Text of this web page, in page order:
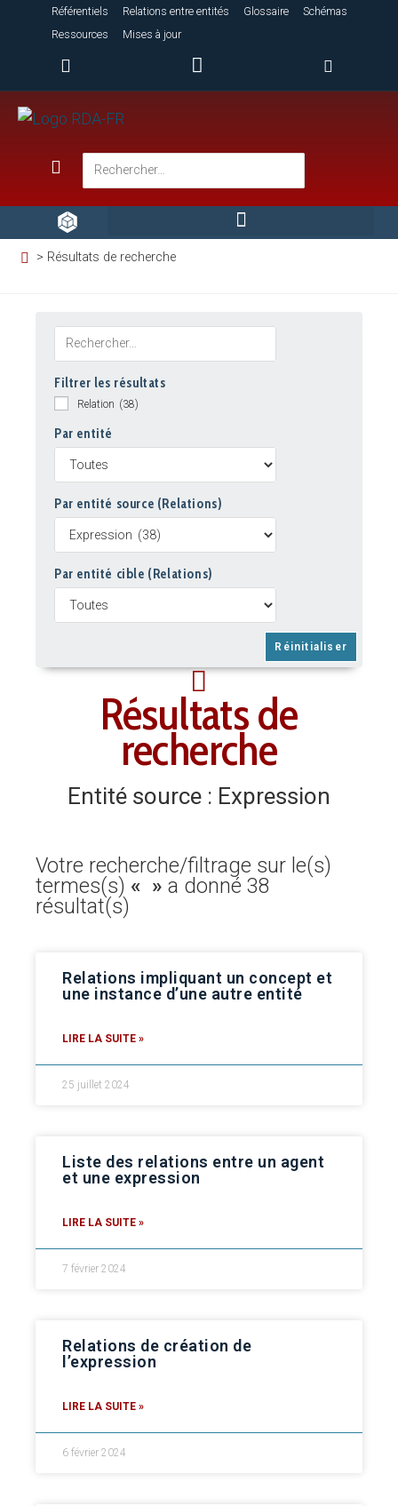
Référentiels Relations entre entités Glossaire
Schémas
Ressources
Mises à jour
> Résultats de recherche
Filtrer les résultats
Relation (38)
Par entité
Par entité source (Relations)
Par entité cible (Relations)
Résultats de
recherche
Entité source : Expression
Votre recherche/filtrage sur le(s)
termes(s) « » a donné 38
résultat(s)
Relations impliquant un concept et
une instance d’une autre entité
LIRE LA SUITE »
25 juillet 2024
Liste des relations entre un agent
et une expression
LIRE LA SUITE »
7 février 2024
Relations de création de
l’expression
LIRE LA SUITE »
6 février 2024